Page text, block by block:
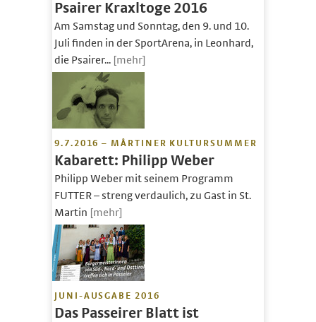
Psairer Kraxltoge 2016
Am Samstag und Sonntag, den 9. und 10.
Juli finden in der SportArena, in Leonhard,
die Psairer... [mehr]
9.7.2016 – MÅRTINER KULTURSUMMER
Kabarett: Philipp Weber
Philipp Weber mit seinem Programm
FUTTER – streng verdaulich, zu Gast in St.
Martin [mehr]
JUNI-AUSGABE 2016
Das Passeirer Blatt ist